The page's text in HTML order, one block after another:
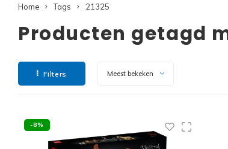
Home Tags 21325
Producten getagd
Filters Meest bekeken
-8%